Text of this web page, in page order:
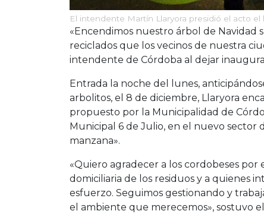
El intendente Martín Llaryora presidió el acto
«Encendimos nuestro árbol de Navidad
reciclados que los vecinos de nuestra
intendente de Córdoba al dejar
Entrada la noche del lunes,
arbolitos, el 8 de diciembre, Llaryora
propuesto por la Municipalidad de
Municipal 6 de Julio, en el nuevo sector
manzana».
«Quiero agradecer a los cordobeses
domiciliaria de los residuos y a quienes
esfuerzo. Seguimos gestionando y
el ambiente que merecemos», sostuvo